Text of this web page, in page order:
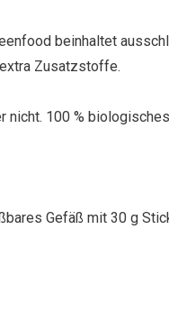
beinhaltet
Zusatzstoffe.
nicht. 100 %
Gefäß mit 30 g